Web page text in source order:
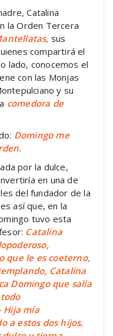
Catalina
la Orden Tercera
sus
compartirá el
lado, conocemos el
con las Monjas
y su
comedora de
Domingo me
por la dulce,
en una de
del fundador de la
así que, en la
tuvo esta
Catalina
que le es coeterno,
Catalina
Domingo que salía
Hija mía
a estos dos hijos,